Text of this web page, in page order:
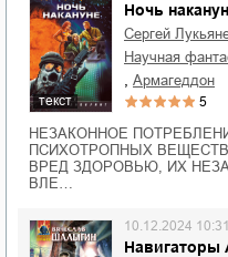
текст
Ночь
Сергей
научная
Армагеддон
5
НЕЗАКОННОЕ
ПСИХОТРОПНЫХ
ВРЕД ЗДОРОВЬЮ, ИХ
ВЛЕ…
Навигаторы
10.12.2024 10:31